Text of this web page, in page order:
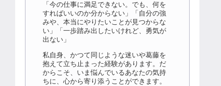
「今の仕事に満足できない。でも、何を
すればいいのか分からない」「自分の強
みや、本当にやりたいことが見つからな
い」「一歩踏み出したいけれど、勇気が
出ない」
私自身、かつて同じような迷いや葛藤を
抱えて立ち止まった経験があります。だ
からこそ、いま悩んでいるあなたの気持
ちに、心から寄り添うことができます。